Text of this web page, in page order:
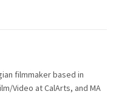
filmmaker based in
Video at CalArts, and MA